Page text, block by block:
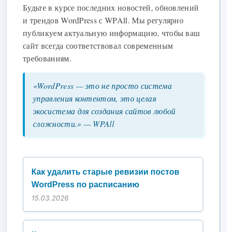
Будьте в курсе последних новостей, обновлений
и трендов WordPress с WPAll. Мы регулярно
публикуем актуальную информацию, чтобы ваш
сайт всегда соответствовал современным
требованиям.
«WordPress — это не просто система
управления контентом, это целая
экосистема для создания сайтов любой
сложности.» — WPAll
Как удалить старые ревизии постов
WordPress по расписанию
15.03.2026